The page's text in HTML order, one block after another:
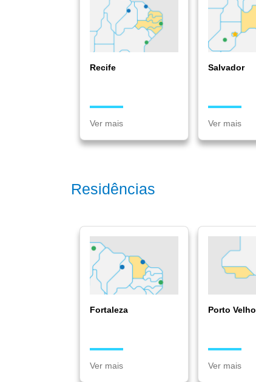
Recife
Ver mais
Salvador
Ver mais
Residências
Fortaleza
Ver mais
Porto Velho
Ver mais